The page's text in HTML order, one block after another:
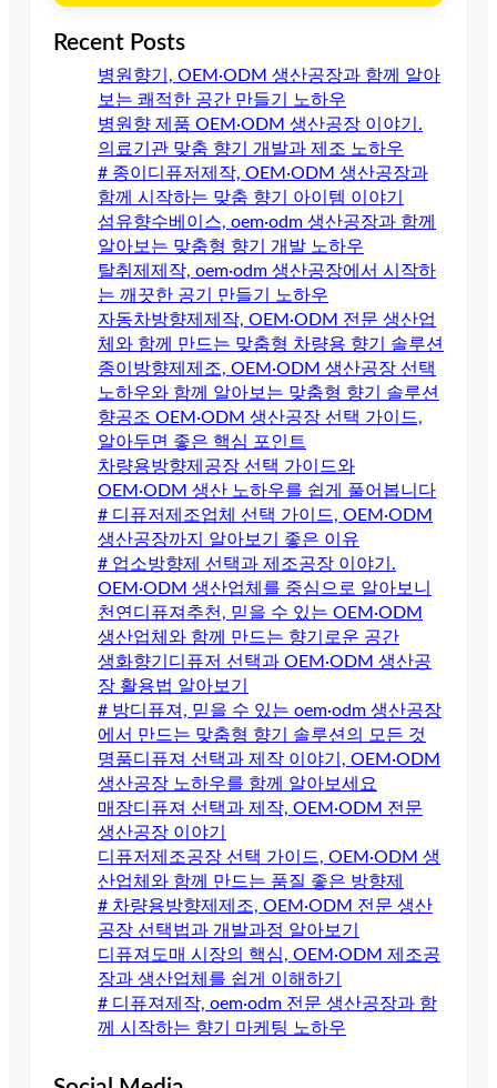
Recent Posts
병원향기, OEM·ODM 생산공장과 함께 알아
보는 쾌적한 공간 만들기 노하우
병원향 제품 OEM·ODM 생산공장 이야기.
의료기관 맞춤 향기 개발과 제조 노하우
# 종이디퓨저제작, OEM·ODM 생산공장과
함께 시작하는 맞춤 향기 아이템 이야기
섬유향수베이스, oem·odm 생산공장과 함께
알아보는 맞춤형 향기 개발 노하우
탈취제제작, oem·odm 생산공장에서 시작하
는 깨끗한 공기 만들기 노하우
자동차방향제제작, OEM·ODM 전문 생산업
체와 함께 만드는 맞춤형 차량용 향기 솔루션
종이방향제제조, OEM·ODM 생산공장 선택
노하우와 함께 알아보는 맞춤형 향기 솔루션
향공조 OEM·ODM 생산공장 선택 가이드,
알아두면 좋은 핵심 포인트
차량용방향제공장 선택 가이드와
OEM·ODM 생산 노하우를 쉽게 풀어봅니다
# 디퓨저제조업체 선택 가이드, OEM·ODM
생산공장까지 알아보기 좋은 이유
# 업소방향제 선택과 제조공장 이야기.
OEM·ODM 생산업체를 중심으로 알아보니
천연디퓨져추천, 믿을 수 있는 OEM·ODM
생산업체와 함께 만드는 향기로운 공간
생화향기디퓨저 선택과 OEM·ODM 생산공
장 활용법 알아보기
# 방디퓨져, 믿을 수 있는 oem·odm 생산공장
에서 만드는 맞춤형 향기 솔루션의 모든 것
명품디퓨져 선택과 제작 이야기, OEM·ODM
생산공장 노하우를 함께 알아보세요
매장디퓨져 선택과 제작, OEM·ODM 전문
생산공장 이야기
디퓨저제조공장 선택 가이드, OEM·ODM 생
산업체와 함께 만드는 품질 좋은 방향제
# 차량용방향제제조, OEM·ODM 전문 생산
공장 선택법과 개발과정 알아보기
디퓨져도매 시장의 핵심, OEM·ODM 제조공
장과 생산업체를 쉽게 이해하기
# 디퓨져제작, oem·odm 전문 생산공장과 함
께 시작하는 향기 마케팅 노하우